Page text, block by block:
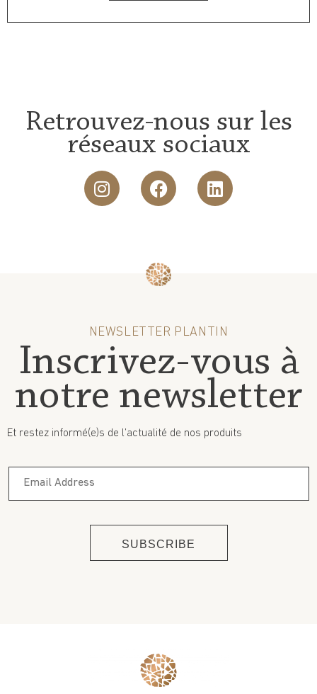
Retrouvez-nous sur les
réseaux sociaux
NEWSLETTER PLANTIN
Inscrivez-vous à
notre newsletter
Et restez informé(e)s de l’actualité de nos produits